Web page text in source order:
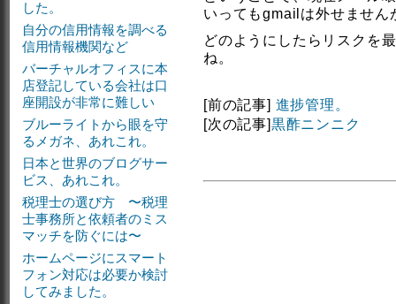
いってもgmailは外せません
どのようにしたらリスクを
ね。
[前の記事] 進捗管理。
[次の記事]黒酢ニンニク
した。
自分の信用情報を調べる
信用情報機関など
バーチャルオフィスに本
店登記している会社は口
座開設が非常に難しい
ブルーライトから眼を守
るメガネ、あれこれ。
日本と世界のブログサー
ビス、あれこれ。
税理士の選び方 〜税理
士事務所と依頼者のミス
マッチを防ぐには〜
ホームページにスマート
フォン対応は必要か検討
してみました。